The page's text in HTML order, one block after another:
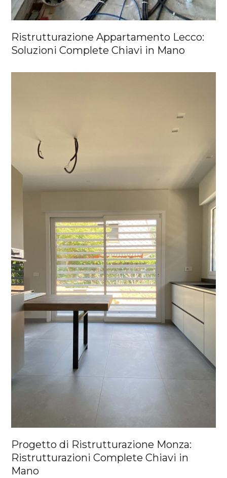
Ristrutturazione Appartamento Lecco:
Soluzioni Complete Chiavi in Mano
Progetto di Ristrutturazione Monza:
Ristrutturazioni Complete Chiavi in
Mano